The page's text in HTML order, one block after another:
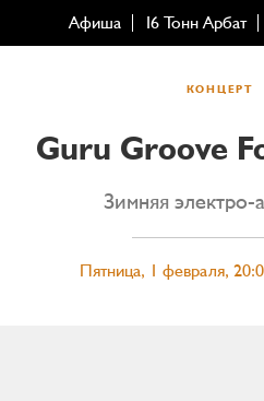
Афиша 16 Тонн Арбат
КОНЦЕРТ
Guru Groove
Зимняя электро-
Пятница, 1 февраля,